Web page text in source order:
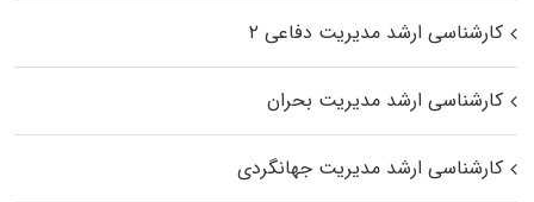
کارشناسی ارشد مدیریت دفاعی ۲
کارشناسی ارشد مدیریت بحران
کارشناسی ارشد مدیریت جهانگردی